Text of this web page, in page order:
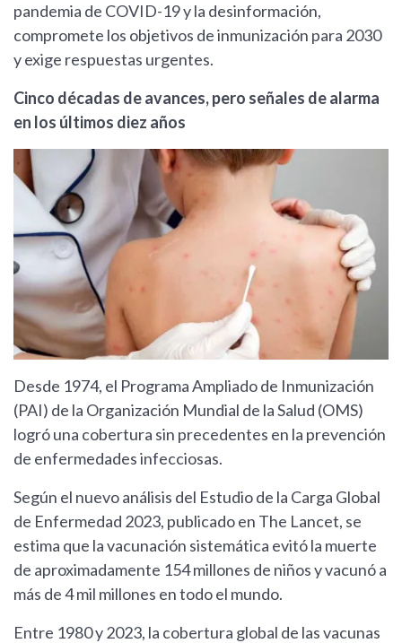
pandemia de COVID-19 y la desinformación,
compromete los objetivos de inmunización para 2030
y exige respuestas urgentes.
Cinco décadas de avances, pero señales de alarma
en los últimos diez años
Desde 1974, el Programa Ampliado de Inmunización
(PAI) de la Organización Mundial de la Salud (OMS)
logró una cobertura sin precedentes en la prevención
de enfermedades infecciosas.
Según el nuevo análisis del Estudio de la Carga Global
de Enfermedad 2023, publicado en The Lancet, se
estima que la vacunación sistemática evitó la muerte
de aproximadamente 154 millones de niños y vacunó a
más de 4 mil millones en todo el mundo.
Entre 1980 y 2023, la cobertura global de las vacunas